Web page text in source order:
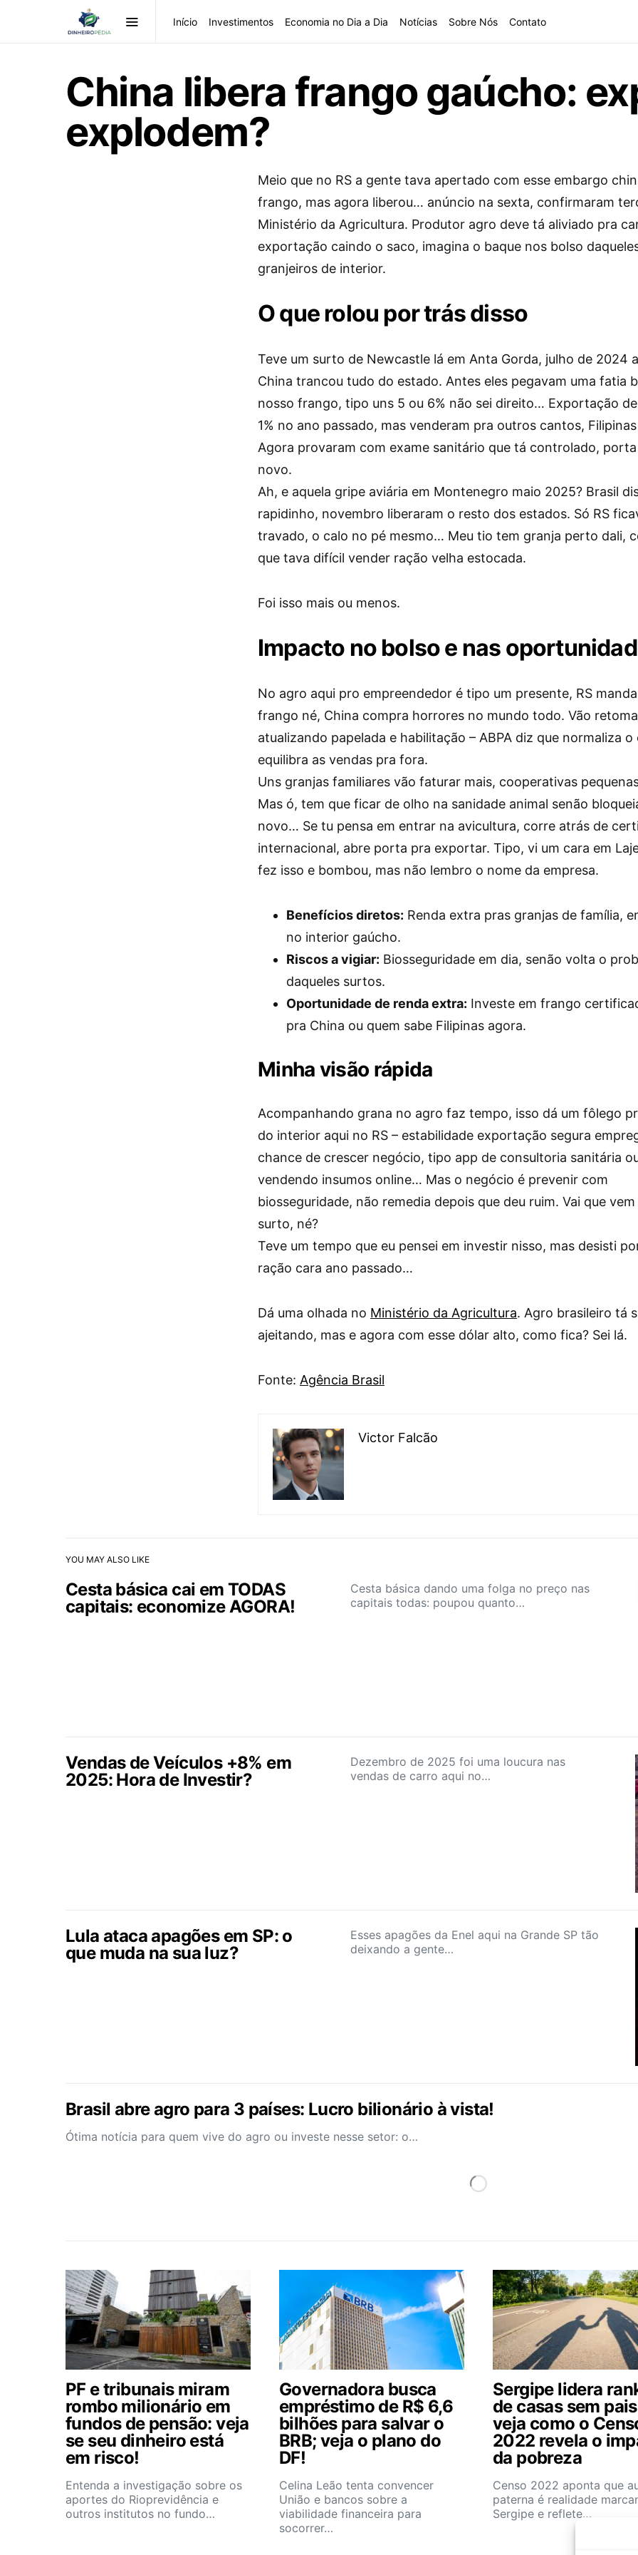
Início Investimentos Economia no Dia a Dia Notícias Sobre Nós Contato
China libera frango gaúcho:
explodem?
Meio que no RS a gente tava apertado com esse embargo
frango, mas agora liberou… anúncio na sexta, confirmaram
Ministério da Agricultura. Produtor agro deve tá aliviado pra
exportação caindo o saco, imagina o baque nos bolso
granjeiros de interior.
O que rolou por trás disso
Teve um surto de Newcastle lá em Anta Gorda, julho de 2024
China trancou tudo do estado. Antes eles pegavam uma fatia
nosso frango, tipo uns 5 ou 6% não sei direito… Exportação
1% no ano passado, mas venderam pra outros cantos,
Agora provaram com exame sanitário que tá controlado,
novo.
Ah, e aquela gripe aviária em Montenegro maio 2025? Brasil
rapidinho, novembro liberaram o resto dos estados. Só RS
travado, o calo no pé mesmo… Meu tio tem granja perto dali,
que tava difícil vender ração velha estocada.
Foi isso mais ou menos.
Impacto no bolso e nas
No agro aqui pro empreendedor é tipo um presente, RS
frango né, China compra horrores no mundo todo. Vão
atualizando papelada e habilitação – ABPA diz que normaliza
equilibra as vendas pra fora.
Uns granjas familiares vão faturar mais, cooperativas
Mas ó, tem que ficar de olho na sanidade animal senão
novo… Se tu pensa em entrar na avicultura, corre atrás de
internacional, abre porta pra exportar. Tipo, vi um cara em
fez isso e bombou, mas não lembro o nome da empresa.
Benefícios diretos: Renda extra pras granjas de família,
no interior gaúcho.
Riscos a vigiar: Biosseguridade em dia, senão volta o
daqueles surtos.
Oportunidade de renda extra: Investe em frango
pra China ou quem sabe Filipinas agora.
Minha visão rápida
Acompanhando grana no agro faz tempo, isso dá um fôlego
do interior aqui no RS – estabilidade exportação segura
chance de crescer negócio, tipo app de consultoria sanitária
vendendo insumos online… Mas o negócio é prevenir com
biosseguridade, não remedia depois que deu ruim. Vai que
surto, né?
Teve um tempo que eu pensei em investir nisso, mas desisti
ração cara ano passado…
Dá uma olhada no Ministério da Agricultura. Agro brasileiro tá
ajeitando, mas e agora com esse dólar alto, como fica? Sei lá.
Fonte: Agência Brasil
Victor Falcão
YOU MAY ALSO LIKE
Cesta básica cai em TODAS
capitais: economize AGORA!
Cesta básica dando uma folga no preço nas
capitais todas: poupou quanto…
Vendas de Veículos +8% em
2025: Hora de Investir?
Dezembro de 2025 foi uma loucura nas
vendas de carro aqui no…
Lula ataca apagões em SP: o
que muda na sua luz?
Esses apagões da Enel aqui na Grande SP tão
deixando a gente…
Brasil abre agro para 3 países: Lucro bilionário à vista!
Ótima notícia para quem vive do agro ou investe nesse setor: o…
PF e tribunais miram
rombo milionário em
fundos de pensão: veja
se seu dinheiro está
em risco!
Entenda a investigação sobre os
aportes do Rioprevidência e
outros institutos no fundo…
Governadora busca
empréstimo de R$ 6,6
bilhões para salvar o
BRB; veja o plano do
DF!
Celina Leão tenta convencer
União e bancos sobre a
viabilidade financeira para
socorrer…
Sergipe lidera
de casas sem
veja como o
2022 revela o
da pobreza
Censo 2022 aponta que
paterna é realidade
Sergipe e reflete…